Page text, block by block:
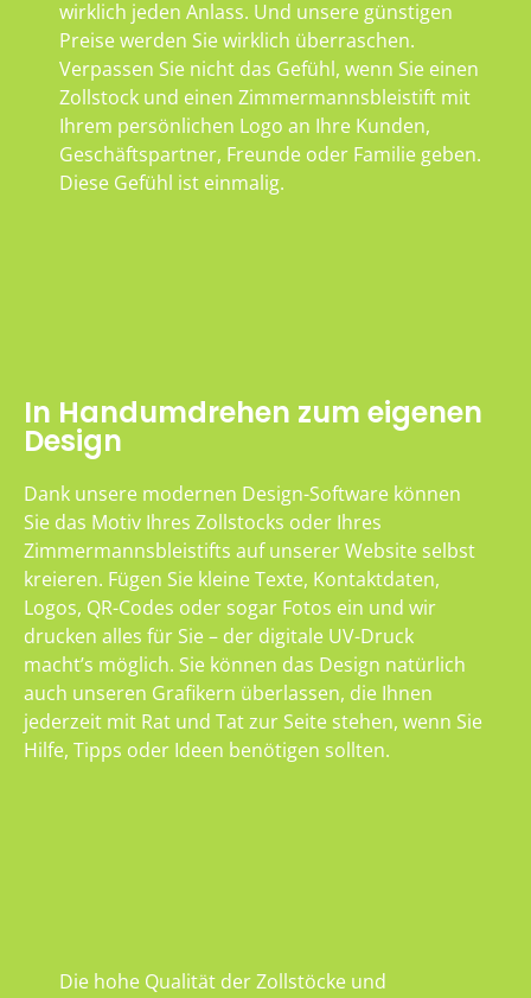
wirklich jeden Anlass. Und unsere günstigen
Preise werden Sie wirklich überraschen.
Verpassen Sie nicht das Gefühl, wenn Sie einen
Zollstock und einen Zimmermannsbleistift mit
Ihrem persönlichen Logo an Ihre Kunden,
Geschäftspartner, Freunde oder Familie geben.
Diese Gefühl ist einmalig.
In Handumdrehen zum eigenen
Design
Dank unsere modernen Design-Software können
Sie das Motiv Ihres Zollstocks oder Ihres
Zimmermannsbleistifts auf unserer Website selbst
kreieren. Fügen Sie kleine Texte, Kontaktdaten,
Logos, QR-Codes oder sogar Fotos ein und wir
drucken alles für Sie – der digitale UV-Druck
macht’s möglich. Sie können das Design natürlich
auch unseren Grafikern überlassen, die Ihnen
jederzeit mit Rat und Tat zur Seite stehen, wenn Sie
Hilfe, Tipps oder Ideen benötigen sollten.
Die hohe Qualität der Zollstöcke und